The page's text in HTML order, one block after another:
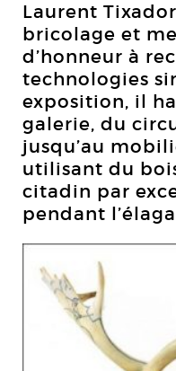
Laurent
bricolage et
d’honneur à
technologies
exposition, il
galerie, du
jusqu’au
utilisant du
citadin par
pendant